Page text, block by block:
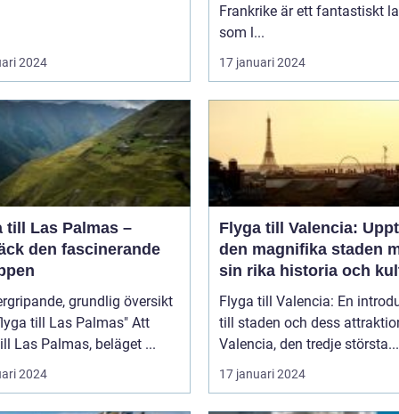
2024
Frankrike är ett fantastiskt
som l...
17 januari 2024
till Las Palmas –
den fascinerande
grundlig översikt
till Las Palmas" Att
Las Palmas, beläget ...
2024
Flyga till Valencia:
den magnifika staden
sin rika historia och
Flyga till Valencia: En
till staden och dess
Valencia, den tredje största...
17 januari 2024